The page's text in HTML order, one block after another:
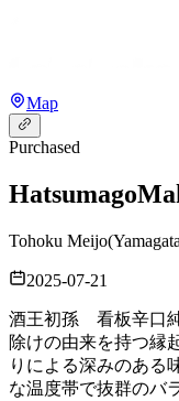
Map
Purchased
Hatsumago
Tohoku Meijo(Yamagata
2025-07-21
酒王初孫 看板辛口
除けの由来を持つ縁
りによる深みのある
な温度帯で抜群のバ